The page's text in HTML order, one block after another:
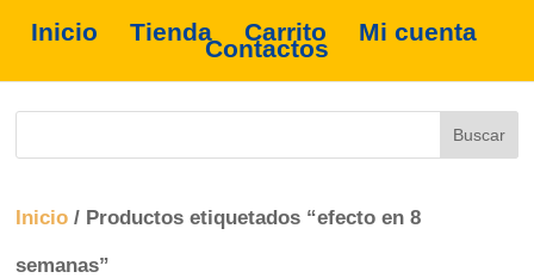
Inicio Tienda Carrito Mi cuenta
Contactos
Inicio / Productos etiquetados “efecto en 8
semanas”